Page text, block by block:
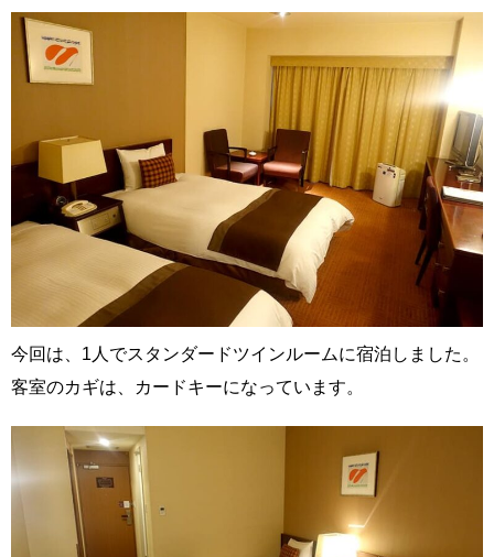
今回は、1人でスタンダードツインルームに宿泊しました。
客室のカギは、カードキーになっています。